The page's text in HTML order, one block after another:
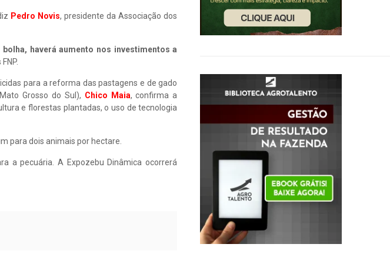
Pedro Novis, presidente da Associação dos
haverá aumento nos investimentos a
para a reforma das pastagens e de gado
Grosso do Sul), Chico Maia, confirma a
e florestas plantadas, o uso de tecnologia
para dois animais por hectare.
a pecuária. A Expozebu Dinâmica ocorrerá